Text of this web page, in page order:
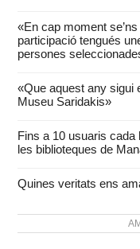
«En cap moment
participació tengués
persones
«Que aquest any sigui
Museu Saridakis»
Fins a 10 usuaris cada
les biblioteques de
Quines veritats ens